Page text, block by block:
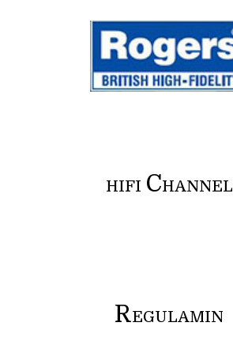
HIFI CHANNEL
REGULAMIN